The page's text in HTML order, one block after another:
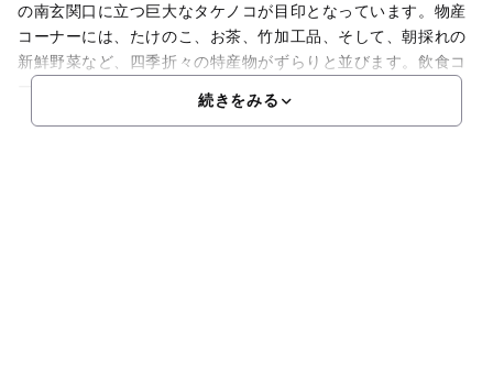
の南玄関口に立つ巨大なタケノコが目印となっています。物産
コーナーには、たけのこ、お茶、竹加工品、そして、朝採れの
新鮮野菜など、四季折々の特産物がずらりと並びます。飲食コ
続きをみる